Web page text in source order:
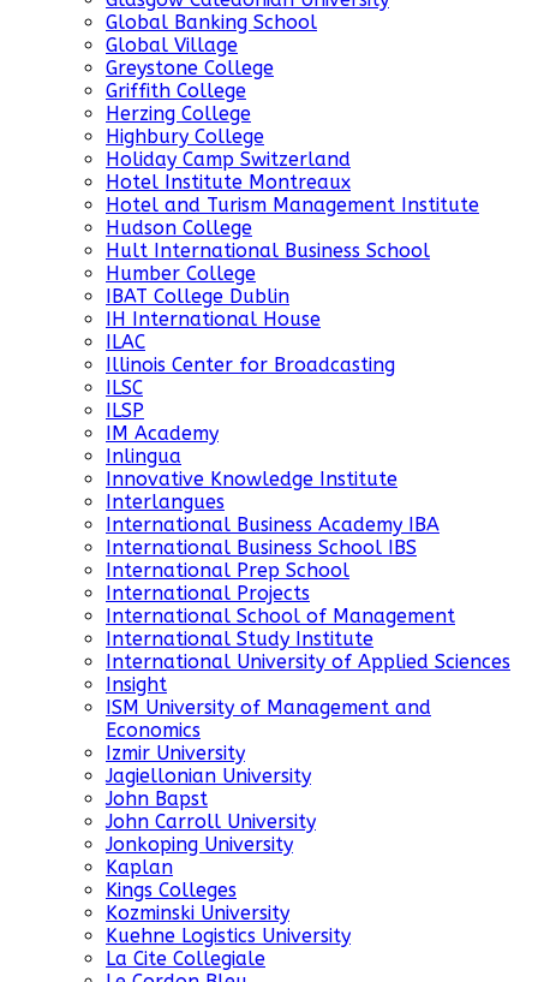
Global Banking School
Global Village
Greystone College
Griffith College
Herzing College
Highbury College
Holiday Camp Switzerland
Hotel Institute Montreaux
Hotel and Turism Management Institute
Hudson College
Hult International Business School
Humber College
IBAT College Dublin
IH International House
ILAC
Illinois Center for Broadcasting
ILSC
ILSP
IM Academy
Inlingua
Innovative Knowledge Institute
Interlangues
International Business Academy IBA
International Business School IBS
International Prep School
International Projects
International School of Management
International Study Institute
International University of Applied Sciences
Insight
ISM University of Management and
Economics
Izmir University
Jagiellonian University
John Bapst
John Carroll University
Jonkoping University
Kaplan
Kings Colleges
Kozminski University
Kuehne Logistics University
La Cite Collegiale